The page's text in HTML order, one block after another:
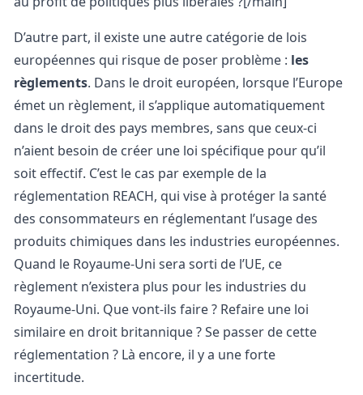
D’autre part, il existe une autre catégorie de lois
européennes qui risque de poser problème : les
règlements. Dans le droit européen, lorsque l’Europe
émet un règlement, il s’applique automatiquement
dans le droit des pays membres, sans que ceux-ci
n’aient besoin de créer une loi spécifique pour qu’il
soit effectif. C’est le cas par exemple de la
réglementation REACH, qui vise à protéger la santé
des consommateurs en réglementant l’usage des
produits chimiques dans les industries européennes.
Quand le Royaume-Uni sera sorti de l’UE, ce
règlement n’existera plus pour les industries du
Royaume-Uni. Que vont-ils faire ? Refaire une loi
similaire en droit britannique ? Se passer de cette
réglementation ? Là encore, il y a une forte
incertitude.